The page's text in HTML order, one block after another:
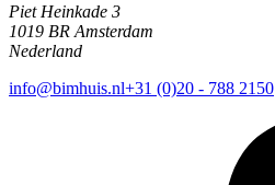
Piet Heinkade 3
1019 BR Amsterdam
Nederland
info@bimhuis.nl+31 (0)20 - 788 2150